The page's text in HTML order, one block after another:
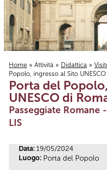
Tu sei qui
Home » Attività » Didattica »
Popolo, ingresso al Sito
Porta del
UNESCO di
Passeggiate
LIS
Data: 19/05/2024
Luogo: Porta del Popolo